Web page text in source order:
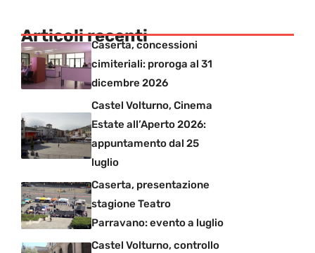
Articoli recenti
Caserta, concessioni
cimiteriali: proroga al 31
dicembre 2026
Castel Volturno, Cinema
Estate all’Aperto 2026:
appuntamento dal 25
luglio
Caserta, presentazione
stagione Teatro
Parravano: evento a luglio
Castel Volturno, controllo